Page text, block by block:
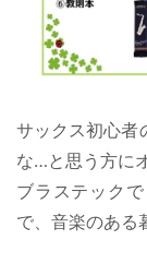
サックス初心者
な…と思う方に
ブラステック
で、音楽のある